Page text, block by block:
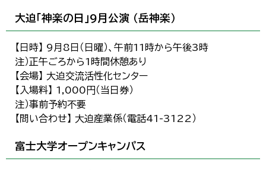
大迫「神楽の日」9月公演 （岳神楽）
【日時】 9月8日（日曜）、午前11時から午後3時
注）正午ごろから1時間休憩あり
【会場】 大迫交流活性化センター
【入場料】 1,000円（当日券）
注）事前予約不要
【問い合わせ】 大迫産業係（電話41-3122）
富士大学オープンキャンパス